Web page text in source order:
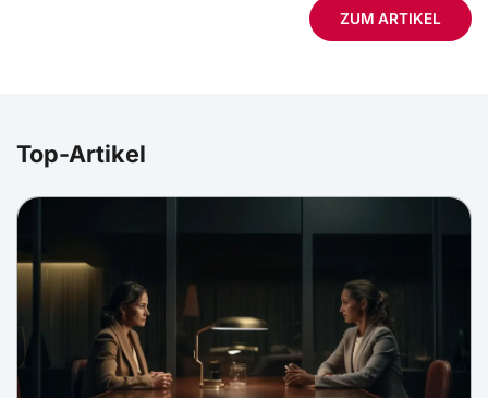
ZUM ARTIKEL
Top-Artikel